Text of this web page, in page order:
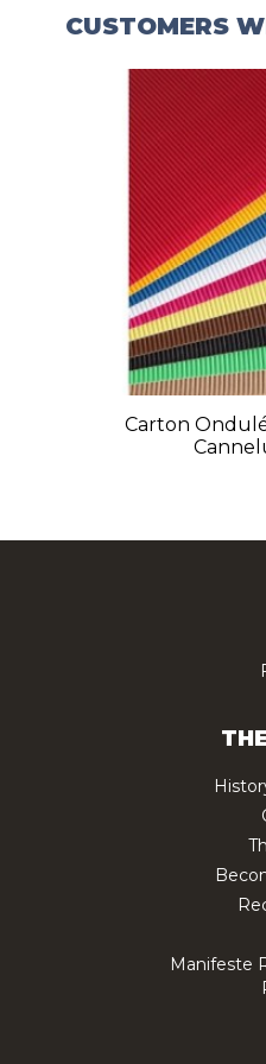
CUSTOMERS
Carton
Manifeste